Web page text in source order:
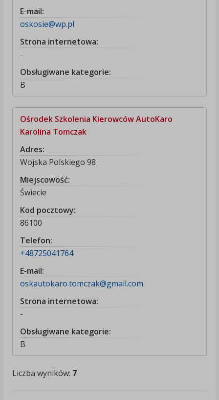
E-mail:
oskosie@wp.pl
Strona internetowa:
-
Obsługiwane kategorie:
B
Ośrodek Szkolenia Kierowców AutoKaro
Karolina Tomczak
Adres:
Wojska Polskiego 98
Miejscowość:
Świecie
Kod pocztowy:
86100
Telefon:
+48725041764
E-mail:
oskautokaro.tomczak@gmail.com
Strona internetowa:
-
Obsługiwane kategorie:
B
Liczba wyników: 7